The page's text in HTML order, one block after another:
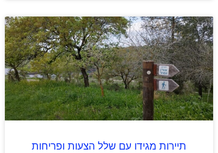
תיירות מגידו עם שלל הצעות ופריחות